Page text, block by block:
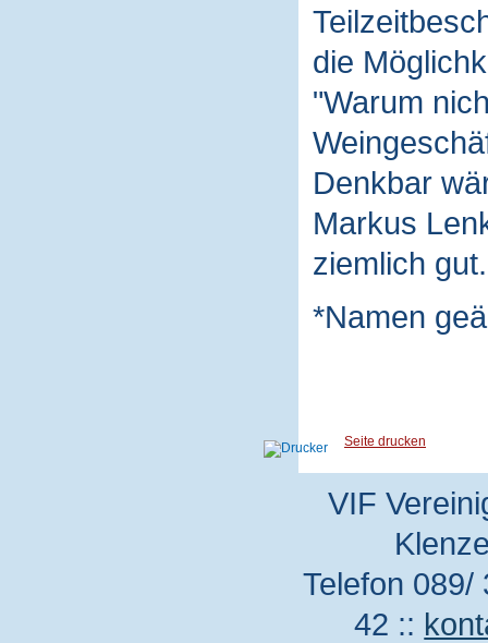
die
"Warum
Denkbar
Markus
ziemlich gut.
*Namen
Seite drucken
VIF
Telefon
42 ::